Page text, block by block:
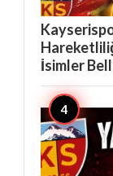
İsimler